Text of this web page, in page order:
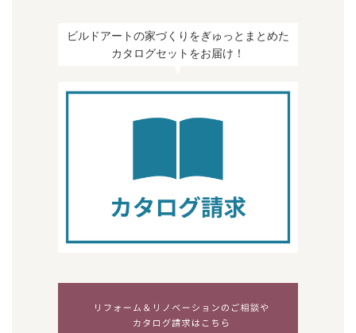
ビルドアートの家づくりをぎゅっとまとめた
カタログセットをお届け！